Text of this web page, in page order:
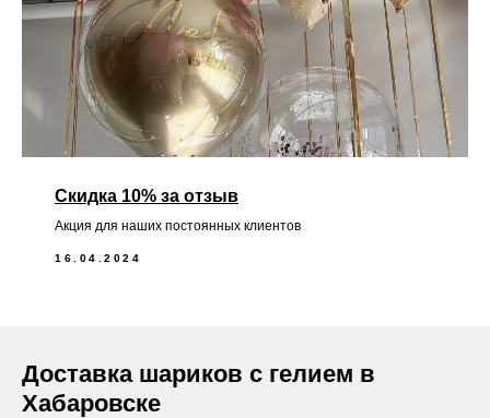
Скидка 10% за отзыв
Акция для наших постоянных клиентов
16.04.2024
Доставка шариков с гелием в
Хабаровске